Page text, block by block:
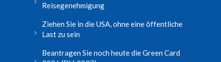
Reisegenehmigung
Ziehen Sie in die USA, ohne eine öffentliche
Last zu sein
Beantragen Sie noch heute die Green Card